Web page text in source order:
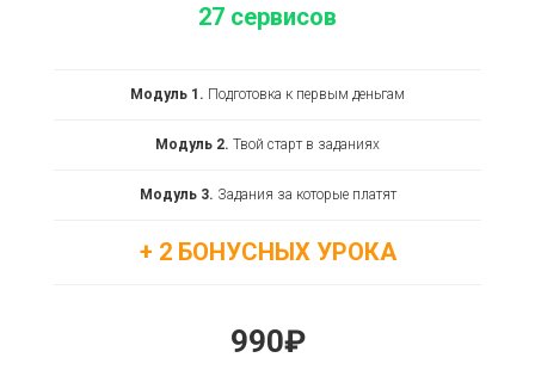
27 сервисов
Модуль 1. Подготовка к первым деньгам
Модуль 2. Твой старт в заданиях
Модуль 3. Задания за которые платят
+ 2 БОНУСНЫХ УРОКА
990₽